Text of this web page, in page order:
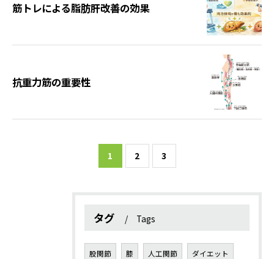
筋トレによる脂肪肝改善の効果
抗重力筋の重要性
1 2 3
タグ Tags
股関節 膝 人工関節 ダイエット